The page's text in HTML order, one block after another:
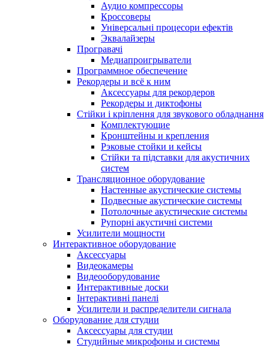
Аудио компрессоры
Кроссоверы
Універсальні процесори ефектів
Эквалайзеры
Програвачі
Медиапроигрыватели
Программное обеспечение
Рекордеры и всё к ним
Аксессуары для рекордеров
Рекордеры и диктофоны
Стійки і кріплення для звукового обладнання
Комплектующие
Кронштейны и крепления
Рэковые стойки и кейсы
Стійки та підставки для акустичних
систем
Трансляционное оборудование
Настенные акустические системы
Подвесные акустические системы
Потолочные акустические системы
Рупорні акустичні системи
Усилители мощности
Интерактивное оборудование
Аксессуары
Видеокамеры
Видеооборудование
Интерактивные доски
Інтерактивні панелі
Усилители и распределители сигнала
Оборудование для студии
Аксессуары для студии
Студийные микрофоны и системы